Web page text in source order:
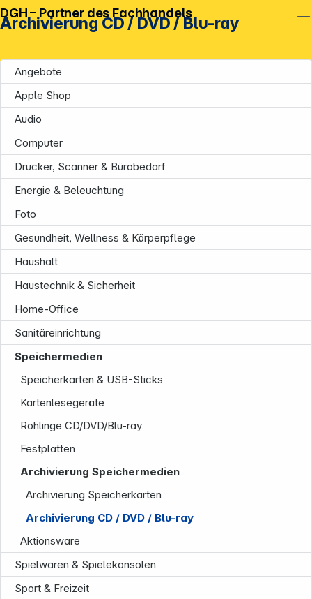
Archivierung CD / DVD / Blu-ray
Angebote
Apple Shop
Audio
Computer
Drucker, Scanner & Bürobedarf
Energie & Beleuchtung
Foto
Gesundheit, Wellness & Körperpflege
Haushalt
Haustechnik & Sicherheit
Home-Office
Sanitäreinrichtung
Speichermedien
Speicherkarten & USB-Sticks
Kartenlesegeräte
Rohlinge CD/DVD/Blu-ray
Festplatten
Archivierung Speichermedien
Archivierung Speicherkarten
Archivierung CD / DVD / Blu-ray
Aktionsware
Spielwaren & Spielekonsolen
Sport & Freizeit
DGH – Partner des Fachhandels
Unternehmen